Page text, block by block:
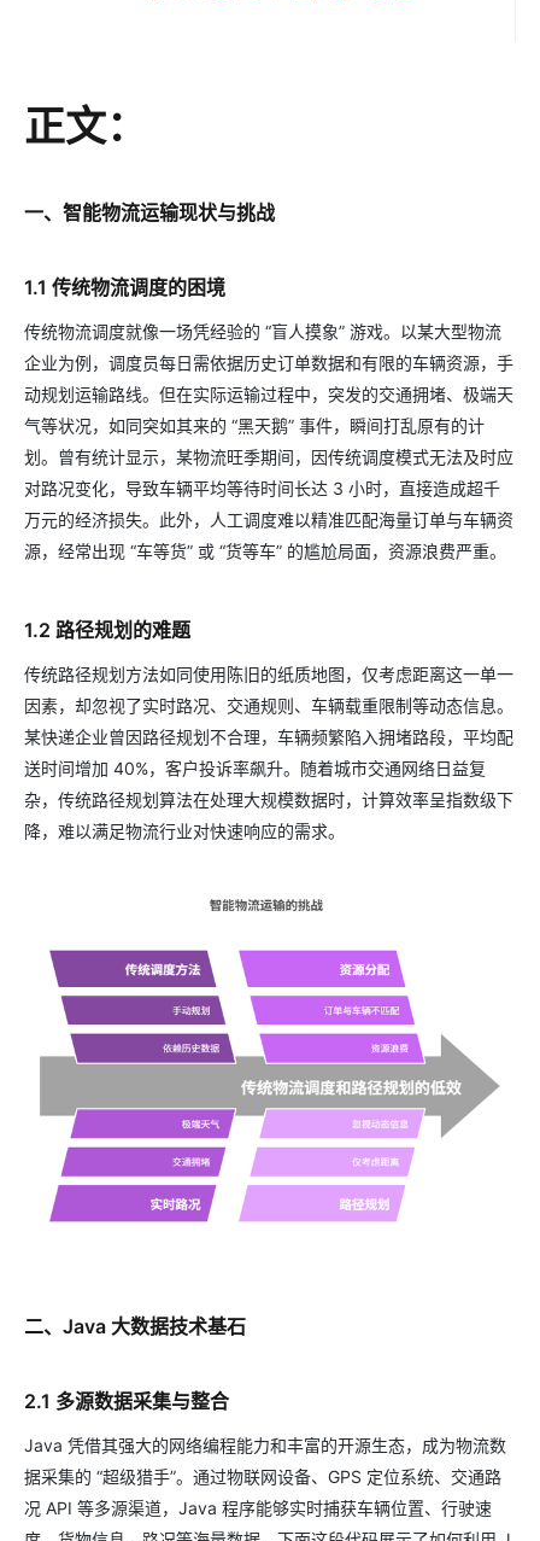
正文：
一、智能物流运输现状与挑战
1.1 传统物流调度的困境
传统物流调度就像一场凭经验的 “盲人摸象” 游戏。以某大型物流
企业为例，调度员每日需依据历史订单数据和有限的车辆资源，手
动规划运输路线。但在实际运输过程中，突发的交通拥堵、极端天
气等状况，如同突如其来的 “黑天鹅” 事件，瞬间打乱原有的计
划。曾有统计显示，某物流旺季期间，因传统调度模式无法及时应
对路况变化，导致车辆平均等待时间长达 3 小时，直接造成超千
万元的经济损失。此外，人工调度难以精准匹配海量订单与车辆资
源，经常出现 “车等货” 或 “货等车” 的尴尬局面，资源浪费严重。
1.2 路径规划的难题
传统路径规划方法如同使用陈旧的纸质地图，仅考虑距离这一单一
因素，却忽视了实时路况、交通规则、车辆载重限制等动态信息。
某快递企业曾因路径规划不合理，车辆频繁陷入拥堵路段，平均配
送时间增加 40%，客户投诉率飙升。随着城市交通网络日益复
杂，传统路径规划算法在处理大规模数据时，计算效率呈指数级下
降，难以满足物流行业对快速响应的需求。
二、Java 大数据技术基石
2.1 多源数据采集与整合
Java 凭借其强大的网络编程能力和丰富的开源生态，成为物流数
据采集的 “超级猎手”。通过物联网设备、GPS 定位系统、交通路
况 API 等多源渠道，Java 程序能够实时捕获车辆位置、行驶速